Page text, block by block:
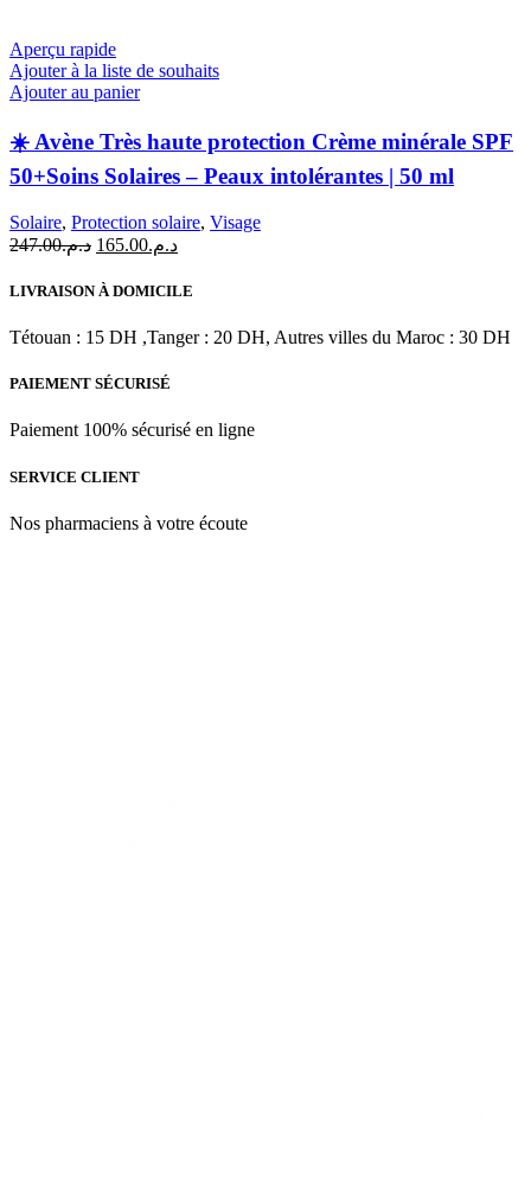
Aperçu rapide
Ajouter à la liste de souhaits
Ajouter au panier
☀️ Avène Très haute protection Crème minérale SPF
50+Soins Solaires – Peaux intolérantes | 50 ml
Solaire, Protection solaire, Visage
د.م.247.00
Le
initial
د.م.165.00
Le
actuel
د.م.165.00.
LIVRAISON À DOMICILE
Tétouan : 15 DH ,Tanger : 20 DH, Autres villes du Maroc : 30 DH
PAIEMENT SÉCURISÉ
Paiement 100% sécurisé en ligne
SERVICE CLIENT
Nos pharmaciens à votre écoute